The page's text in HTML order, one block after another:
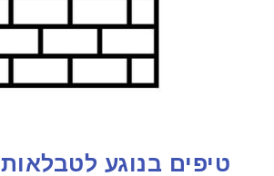
טיפים בנוגע לטבלאות